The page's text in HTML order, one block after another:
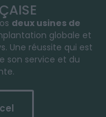
deux usines de
globale et
Une réussite qui est
son service et du